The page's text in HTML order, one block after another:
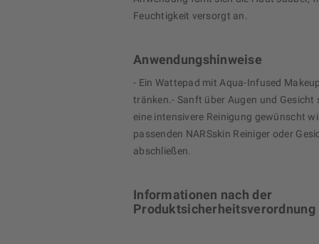
Feuchtigkeit versorgt an.
Anwendungshinweise
- Ein Wattepad mit Aqua-Infused
tränken.- Sanft über Augen und Gesicht
eine intensivere Reinigung gewünscht
passenden NARSskin Reiniger oder
abschließen.
Informationen nach der
Produktsicherheitsverordnung